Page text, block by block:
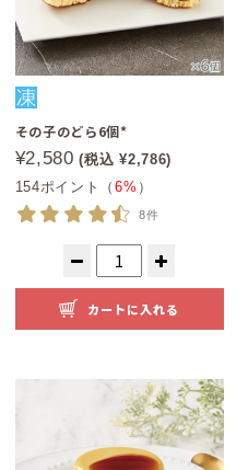
その子のどら6個*
¥2,580 (税込 ¥2,786)
154ポイント（6% ）
8件
カートに入れる